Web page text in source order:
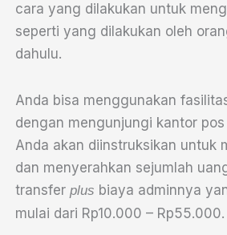
cara yang dilakukan untuk
seperti yang dilakukan oleh
dahulu.
Anda bisa menggunakan
dengan mengunjungi kantor
Anda akan diinstruksikan untuk
dan menyerahkan sejumlah
transferplus biaya adminnya
mulai dari Rp10.000 – Rp55.000.